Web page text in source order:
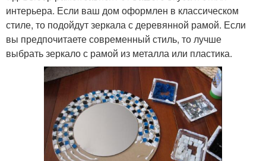
интерьера. Если ваш дом оформлен в классическом
стиле, то подойдут зеркала с деревянной рамой. Если
вы предпочитаете современный стиль, то лучше
выбрать зеркало с рамой из металла или пластика.